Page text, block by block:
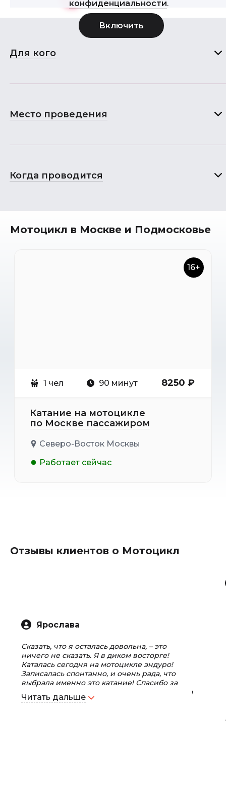
конфиденциальности.
Для кого
Место проведения
Когда проводится
Мотоцикл в Москве и Подмосковье
16+
1 чел 90 минут 8250 ₽
Катание на мотоцикле
по Москве пассажиром
Северо-Восток Москвы
Работает сейчас
Отзывы клиентов о Мотоцикл
Ярослава
Сказать, что я осталась довольна, – это
ничего не сказать. Я в диком восторге!
Каталась сегодня на мотоцикле эндуро!
Записалась спонтанно, и очень рада, что
выбрала именно это катание! Спасибо за
организацию экстремального отдыха! Все на
высшем уровне!
Читать дальше